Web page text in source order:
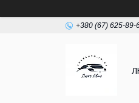
+380 (67) 625-89-